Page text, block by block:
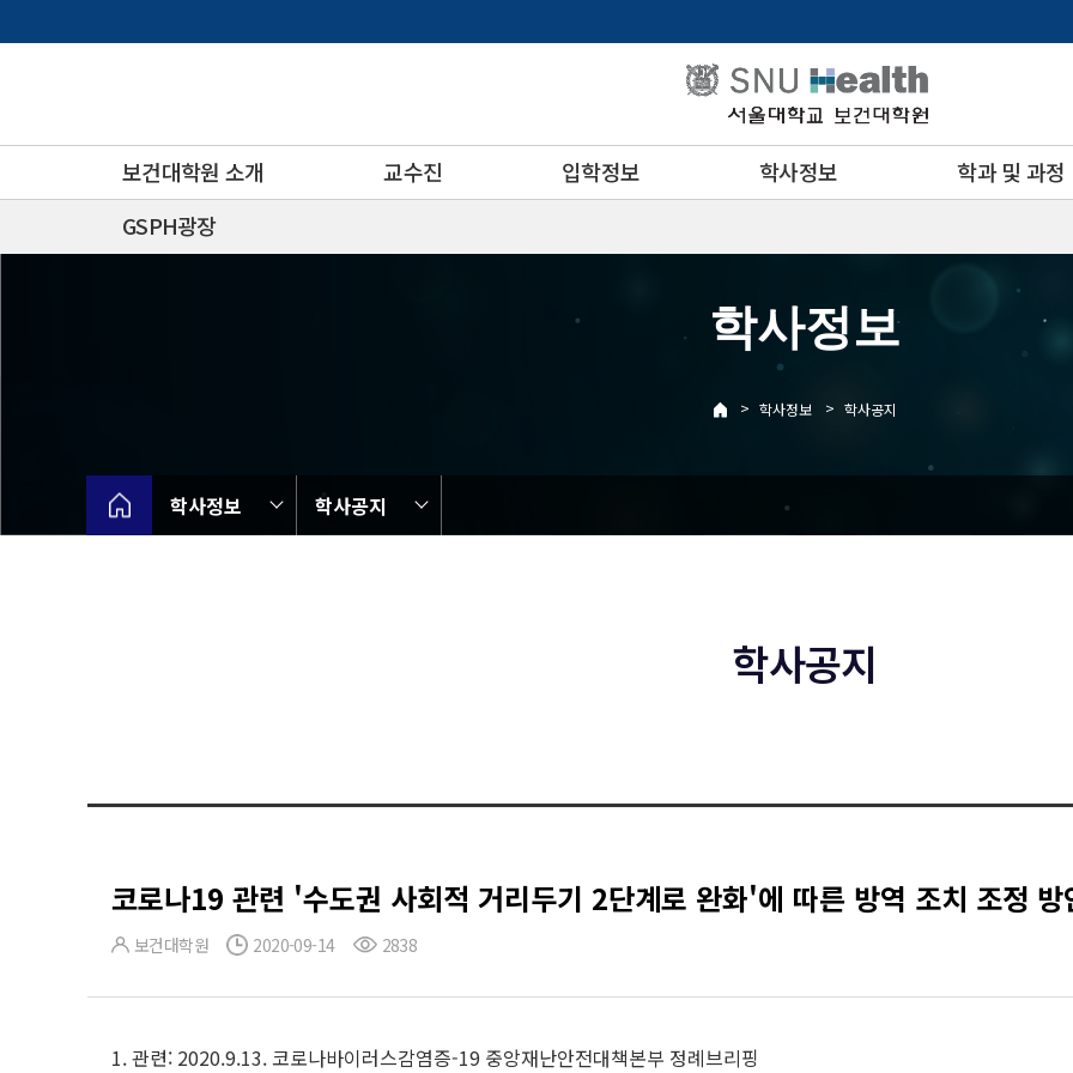
로
보건대학원 소개 교수진 입학정보 학사정보 학과 및 과정
GSPH광장
학사정보
> 학사정보 > 학사공지
학사정보 학사공지
학사공지
코로나19 관련 '수도권 사회적 거리두기 2단계로 완화'에 따른 방역 조치 조정 방
보건대학원 2020-09-14 2838
1. 관련: 2020.9.13. 코로나바이러스감염증-19 중앙재난안전대책본부 정례브리핑